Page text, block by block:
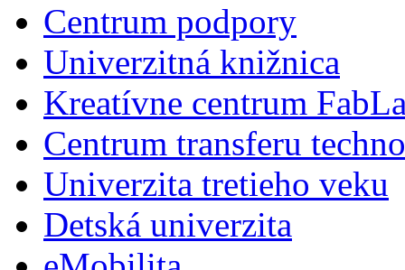
Centrum podpory
Univerzitná knižnica
Kreatívne centrum
Centrum transferu
Univerzita tretieho veku
Detská univerzita